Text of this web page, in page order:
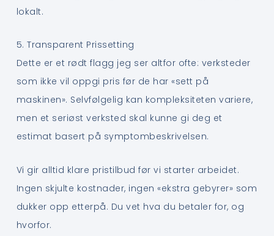
lokalt.
5. Transparent Prissetting
Dette er et rødt flagg jeg ser altfor ofte: verksteder
som ikke vil oppgi pris før de har «sett på
maskinen». Selvfølgelig kan kompleksiteten variere,
men et seriøst verksted skal kunne gi deg et
estimat basert på symptombeskrivelsen.
Vi gir alltid klare pristilbud før vi starter arbeidet.
Ingen skjulte kostnader, ingen «ekstra gebyrer» som
dukker opp etterpå. Du vet hva du betaler for, og
hvorfor.